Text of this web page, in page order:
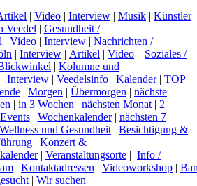
| Video | Interview | Musik | Künstler
Veedel | Gesundheit /
| Video | Interview | Nachrichten /
| Interview | Artikel | Video | Soziales /
| Kolumne und
| Interview | Veedelsinfo | Kalender| TOP
| Morgen | Übermorgen | nächste
| in 3 Wochen | nächsten Monat | 2
| Wochenkalender| nächsten 7
Wellness und Gesundheit | Besichtigung &
| Konzert &
| Veranstaltungsorte | Info /
| Kontaktadressen | Videoworkshop |
| Wir suchen